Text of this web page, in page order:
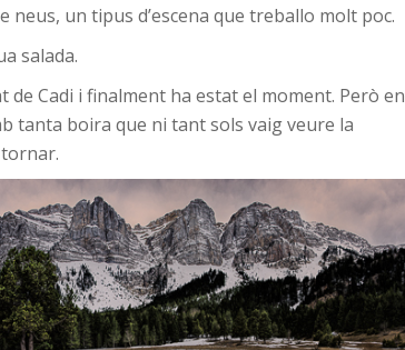
un tipus d’escena que treballo molt poc.
salada.
Cadi i finalment ha estat el moment. Però en
tanta boira que ni tant sols vaig veure la